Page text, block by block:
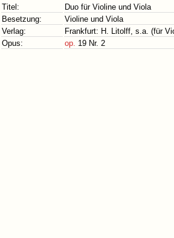
Titel:
Duo für Violine und Viola
Besetzung:
Violine und Viola
Verlag:
Frankfurt: H. Litolff, s.a. (für
Opus:
op. 19 Nr. 2